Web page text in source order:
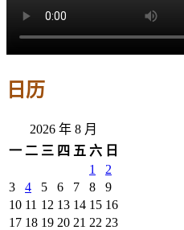
日历
2026 年 8 月
一 二 三 四 五 六 日
1
2
3
4 5 6 7 8
9
10 11 12 13 14 15 16
17 18 19 20 21 22 23